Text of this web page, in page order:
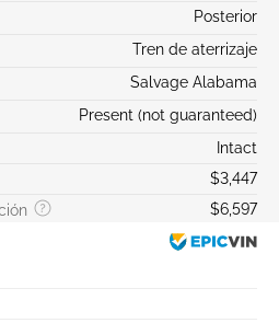
Posterior
Tren de aterrizaje
Salvage Alabama
Present (not guaranteed)
Intact
$3,447
$6,597